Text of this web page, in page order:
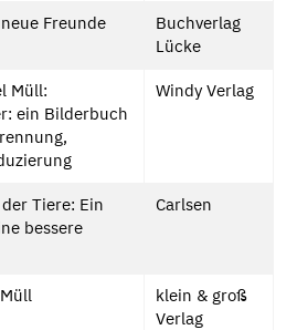
Freunde
Buchverlag
Lücke
Müll:
ein Bilderbuch
Windy Verlag
Tiere: Ein
bessere
Carlsen
klein & groß
Verlag